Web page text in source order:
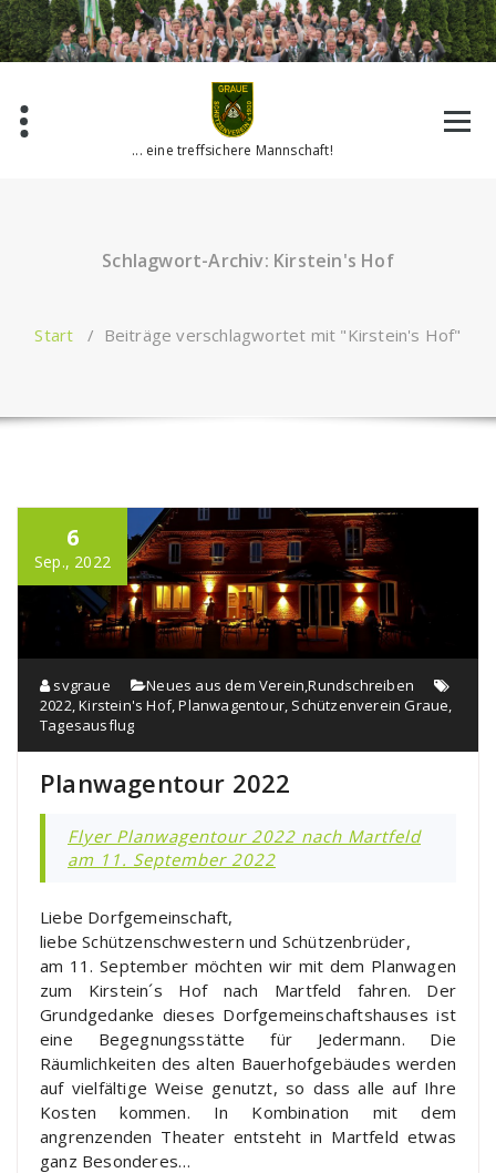
Zum
Inhalt
springen
... eine treffsichere Mannschaft!
Schlagwort-Archiv: Kirstein's Hof
Start / Beiträge verschlagwortet mit "Kirstein's Hof"
6
Sep., 2022
svgraue Neues aus dem Verein ,Rundschreiben
2022 ,Kirstein's Hof,Planwagentour Schützenverein Graue
Tagesausflug
Planwagentour 2022
Flyer Planwagentour 2022 nach Martfeld
am 11. September 2022
Liebe Dorfgemeinschaft,
liebe Schützenschwestern und Schützenbrüder,
am 11. September möchten wir mit dem Planwagen
zum Kirstein´s Hof nach Martfeld fahren. Der
Grundgedanke dieses Dorfgemeinschaftshauses ist
eine Begegnungsstätte für Jedermann. Die
Räumlichkeiten des alten Bauerhofgebäudes werden
auf vielfältige Weise genutzt, so dass alle auf Ihre
Kosten kommen. In Kombination mit dem
angrenzenden Theater entsteht in Martfeld etwas
ganz Besonderes…